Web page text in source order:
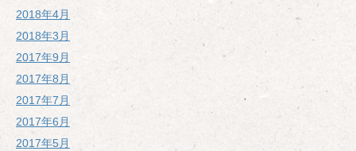
2018年4月
2018年3月
2017年9月
2017年8月
2017年7月
2017年6月
2017年5月